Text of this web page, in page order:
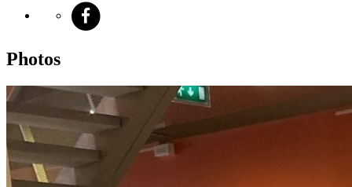
Photos